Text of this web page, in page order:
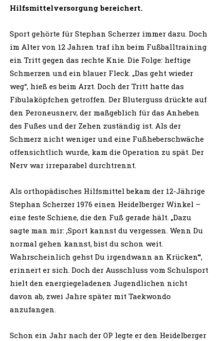
Hilfsmittelversorgung bereichert.
Sport gehörte für Stephan Scherzer immer dazu. Doch
im Alter von 12 Jahren traf ihn beim Fußballtraining
ein Tritt gegen das rechte Knie. Die Folge: heftige
Schmerzen und ein blauer Fleck. „Das geht wieder
weg“, hieß es beim Arzt. Doch der Tritt hatte das
Fibulaköpfchen getroffen. Der Bluterguss drückte auf
den Peroneusnerv, der maßgeblich für das Anheben
des Fußes und der Zehen zuständig ist. Als der
Schmerz nicht weniger und eine Fußheberschwäche
offensichtlich wurde, kam die Operation zu spät. Der
Nerv war irreparabel durchtrennt.
Als orthopädisches Hilfsmittel bekam der 12-Jährige
Stephan Scherzer 1976 einen Heidelberger Winkel –
eine feste Schiene, die den Fuß gerade hält. „Dazu
sagte man mir: ‚Sport kannst du vergessen. Wenn Du
normal gehen kannst, bist du schon weit.
Wahrscheinlich gehst Du irgendwann an Krücken‘“,
erinnert er sich. Doch der Ausschluss vom Schulsport
hielt den energiegeladenen Jugendlichen nicht
davon ab, zwei Jahre später mit Taekwondo
anzufangen.
Schon ein Jahr nach der OP legte er den Heidelberger